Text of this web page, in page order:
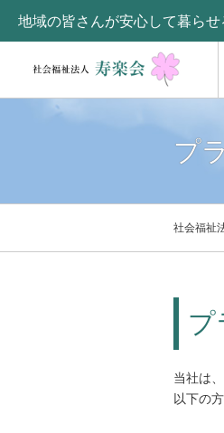
地域の皆さんが安心して暮らせ
プ
社会福祉
プ
当社は
以下の